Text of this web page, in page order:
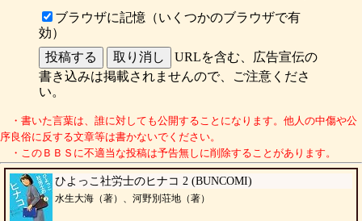
ブラウザに記憶（いくつかのブラウザで有
効）
URLを含む、広告宣伝の
書き込みは掲載されませんので、ご注意くださ
い。
・書いた言葉は、誰に対しても公開することになります。他人の中傷や公
序良俗に反する文章等は書かないでください。
・このＢＢＳに不適当な投稿は予告無しに削除することがあります。
ひよっこ社労士のヒナコ 2 (BUNCOMI)
水生大海（著）、河野別荘地（著）